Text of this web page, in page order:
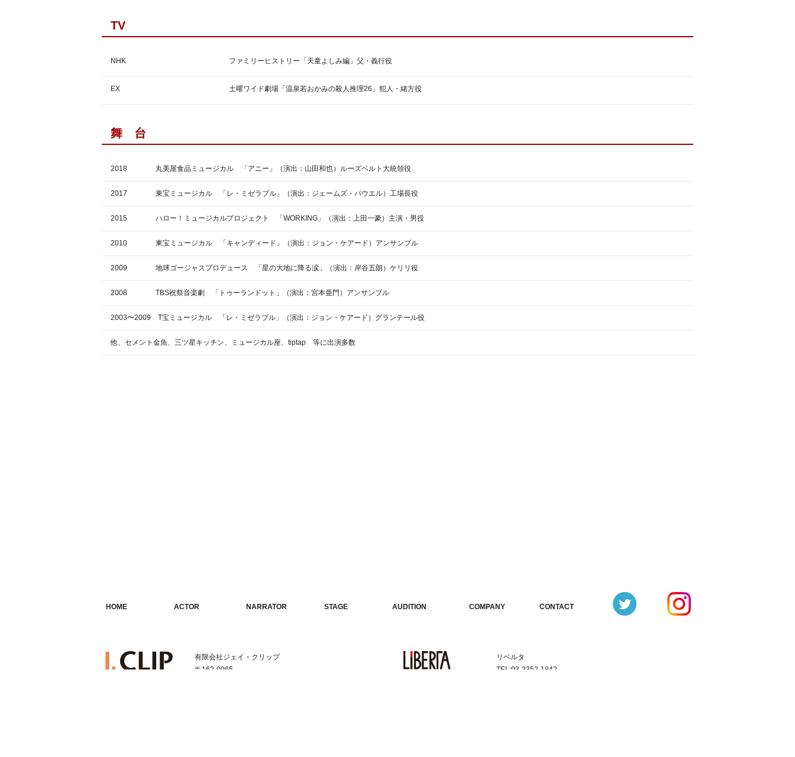
TV
NHK ファミリーヒストリー「天童よしみ編」父・義行役
EX 土曜ワイド劇場「温泉若おかみの殺人推理26」犯人・緒方役
舞 台
2018 丸美屋食品ミュージカル 「アニー」（演出：山田和也）ルーズベルト大統領役
2017 東宝ミュージカル 「レ・ミゼラブル」（演出：ジェームズ・パウエル）工場長役
2015 ハロー！ミュージカルプロジェクト 「WORKING」（演出：上田一豪）主演・男役
2010 東宝ミュージカル 「キャンディード」（演出：ジョン・ケアード）アンサンブル
2009 地球ゴージャスプロデュース 「星の大地に降る涙」（演出：岸谷五朗）ケリリ役
2008 TBS祝祭音楽劇 「トゥーランドット」（演出：宮本亜門）アンサンブル
2003〜2009 T宝ミュージカル 「レ・ミゼラブル」（演出：ジョン・ケアード）グランテール役
他、セメント金魚、三ツ星キッチン、ミュージカル座、tiptap 等に出演多数
HOME ACTOR NARRATOR STAGE AUDITION COMPANY CONTACT
TWITTER INSTAGRAM
有限会社ジェイ・クリップ
〒162-0065
リベルタ
TEL:03-3352-1842